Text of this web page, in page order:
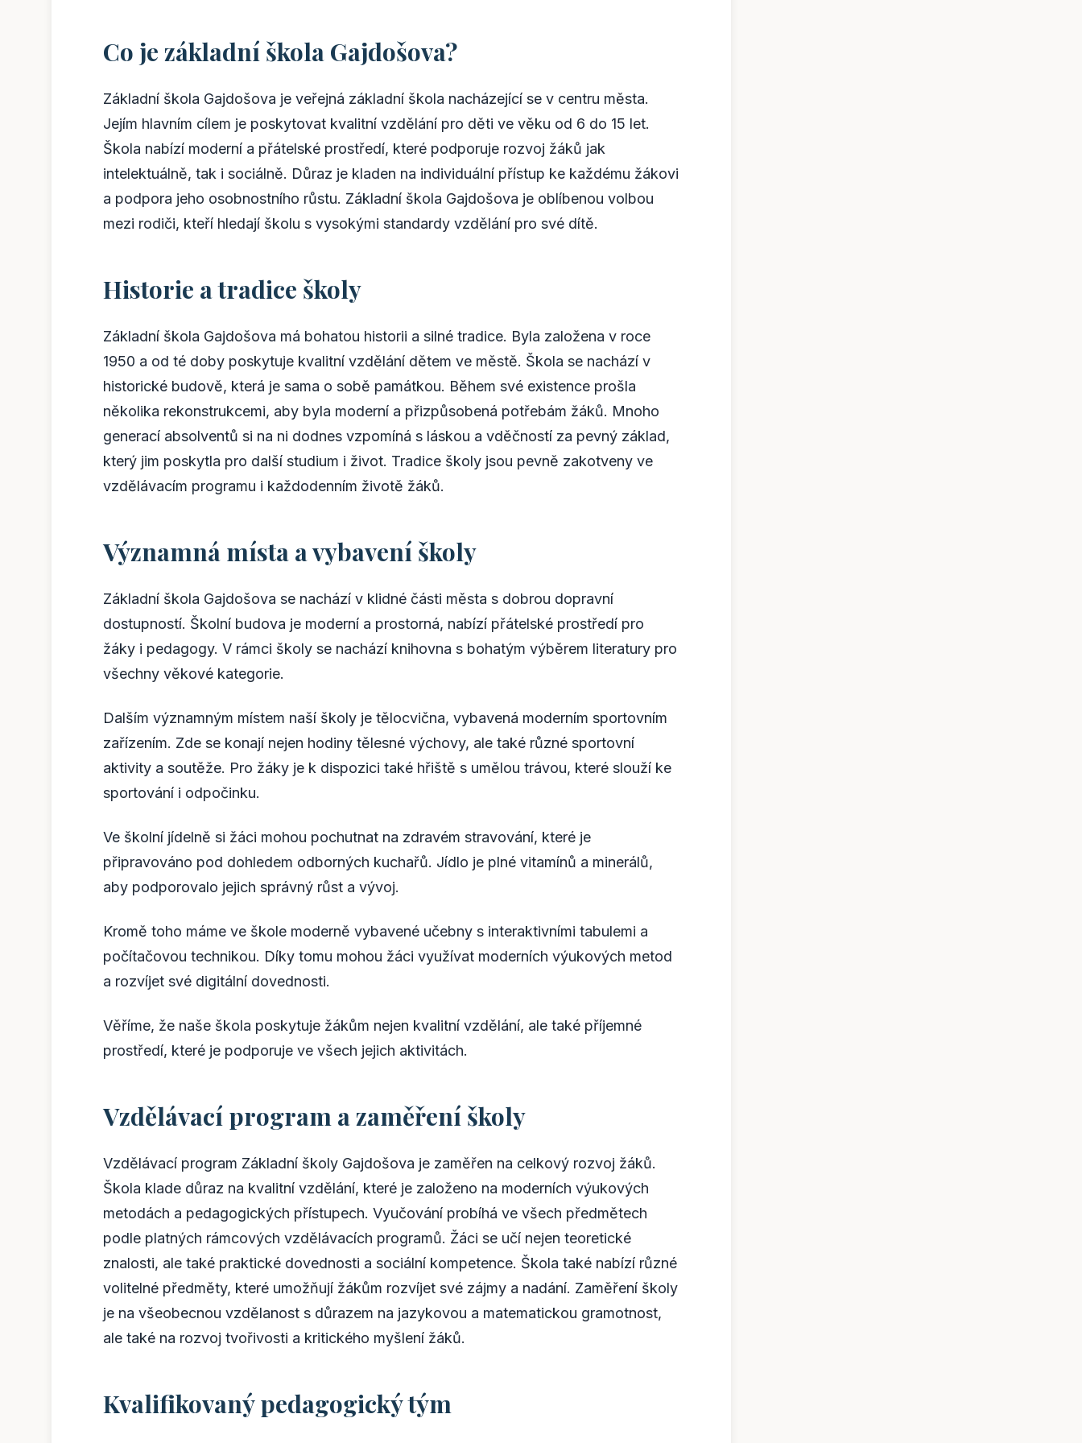
Co je základní škola Gajdošova?
Základní škola Gajdošova je veřejná základní škola nacházející se v centru města.
Jejím hlavním cílem je poskytovat kvalitní vzdělání pro děti ve věku od 6 do 15 let.
Škola nabízí moderní a přátelské prostředí, které podporuje rozvoj žáků jak
intelektuálně, tak i sociálně. Důraz je kladen na individuální přístup ke každému žákovi
a podpora jeho osobnostního růstu. Základní škola Gajdošova je oblíbenou volbou
mezi rodiči, kteří hledají školu s vysokými standardy vzdělání pro své dítě.
Historie a tradice školy
Základní škola Gajdošova má bohatou historii a silné tradice. Byla založena v roce
1950 a od té doby poskytuje kvalitní vzdělání dětem ve městě. Škola se nachází v
historické budově, která je sama o sobě památkou. Během své existence prošla
několika rekonstrukcemi, aby byla moderní a přizpůsobená potřebám žáků. Mnoho
generací absolventů si na ni dodnes vzpomíná s láskou a vděčností za pevný základ,
který jim poskytla pro další studium i život. Tradice školy jsou pevně zakotveny ve
vzdělávacím programu i každodenním životě žáků.
Významná místa a vybavení školy
Základní škola Gajdošova se nachází v klidné části města s dobrou dopravní
dostupností. Školní budova je moderní a prostorná, nabízí přátelské prostředí pro
žáky i pedagogy. V rámci školy se nachází knihovna s bohatým výběrem literatury pro
všechny věkové kategorie.
Dalším významným místem naší školy je tělocvična, vybavená moderním sportovním
zařízením. Zde se konají nejen hodiny tělesné výchovy, ale také různé sportovní
aktivity a soutěže. Pro žáky je k dispozici také hřiště s umělou trávou, které slouží ke
sportování i odpočinku.
Ve školní jídelně si žáci mohou pochutnat na zdravém stravování, které je
připravováno pod dohledem odborných kuchařů. Jídlo je plné vitamínů a minerálů,
aby podporovalo jejich správný růst a vývoj.
Kromě toho máme ve škole moderně vybavené učebny s interaktivními tabulemi a
počítačovou technikou. Díky tomu mohou žáci využívat moderních výukových metod
a rozvíjet své digitální dovednosti.
Věříme, že naše škola poskytuje žákům nejen kvalitní vzdělání, ale také příjemné
prostředí, které je podporuje ve všech jejich aktivitách.
Vzdělávací program a zaměření školy
Vzdělávací program Základní školy Gajdošova je zaměřen na celkový rozvoj žáků.
Škola klade důraz na kvalitní vzdělání, které je založeno na moderních výukových
metodách a pedagogických přístupech. Vyučování probíhá ve všech předmětech
podle platných rámcových vzdělávacích programů. Žáci se učí nejen teoretické
znalosti, ale také praktické dovednosti a sociální kompetence. Škola také nabízí různé
volitelné předměty, které umožňují žákům rozvíjet své zájmy a nadání. Zaměření školy
je na všeobecnou vzdělanost s důrazem na jazykovou a matematickou gramotnost,
ale také na rozvoj tvořivosti a kritického myšlení žáků.
Kvalifikovaný pedagogický tým